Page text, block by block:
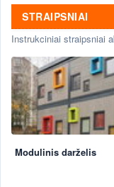
STRAIPSNIAI
Instrukciniai straipsniai
Modulinis darželis